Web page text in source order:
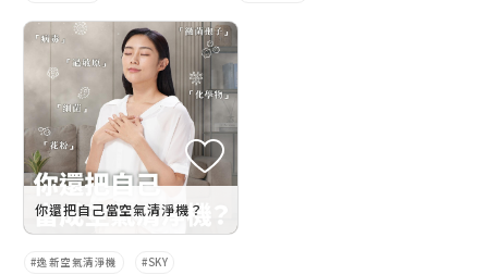
你還把自己當空氣清淨機？
逸新空氣清淨機 SKY